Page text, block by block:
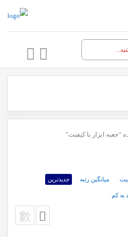
ابزار با کیفیت”
میانگین رتبه جدیدترین
به کم